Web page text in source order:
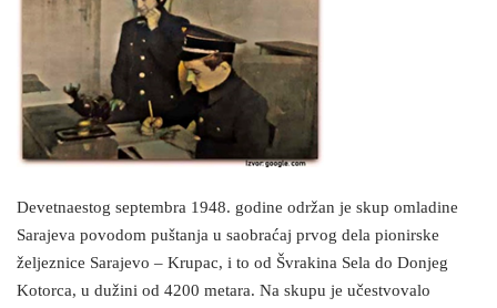
Devetnaestog septembra 1948. godine održan je skup omladine
Sarajeva povodom puštanja u saobraćaj prvog dela pionirske
željeznice Sarajevo – Krupac, i to od Švrakina Sela do Donjeg
Kotorca, u dužini od 4200 metara. Na skupu je učestvovalo